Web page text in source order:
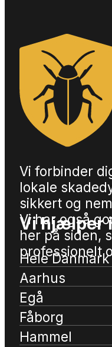
Vi forbinder
lokale
sikkert og
Vi har også
her på siden,
professionelt
Vi hjælper
Hele Danmark
Aarhus
Egå
Fåborg
Hammel